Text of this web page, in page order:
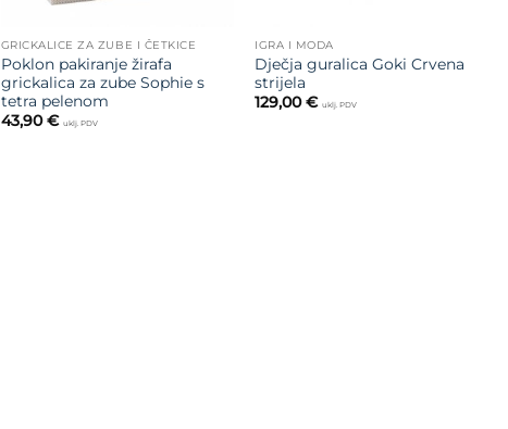
GRICKALICE ZA ZUBE I ČETKICE
Poklon pakiranje žirafa
grickalica za zube Sophie s
tetra pelenom
43,90€ uklj. PDV
IGRA I MODA
Dječja guralica Goki Crvena
strijela
129,00€ uklj. PDV